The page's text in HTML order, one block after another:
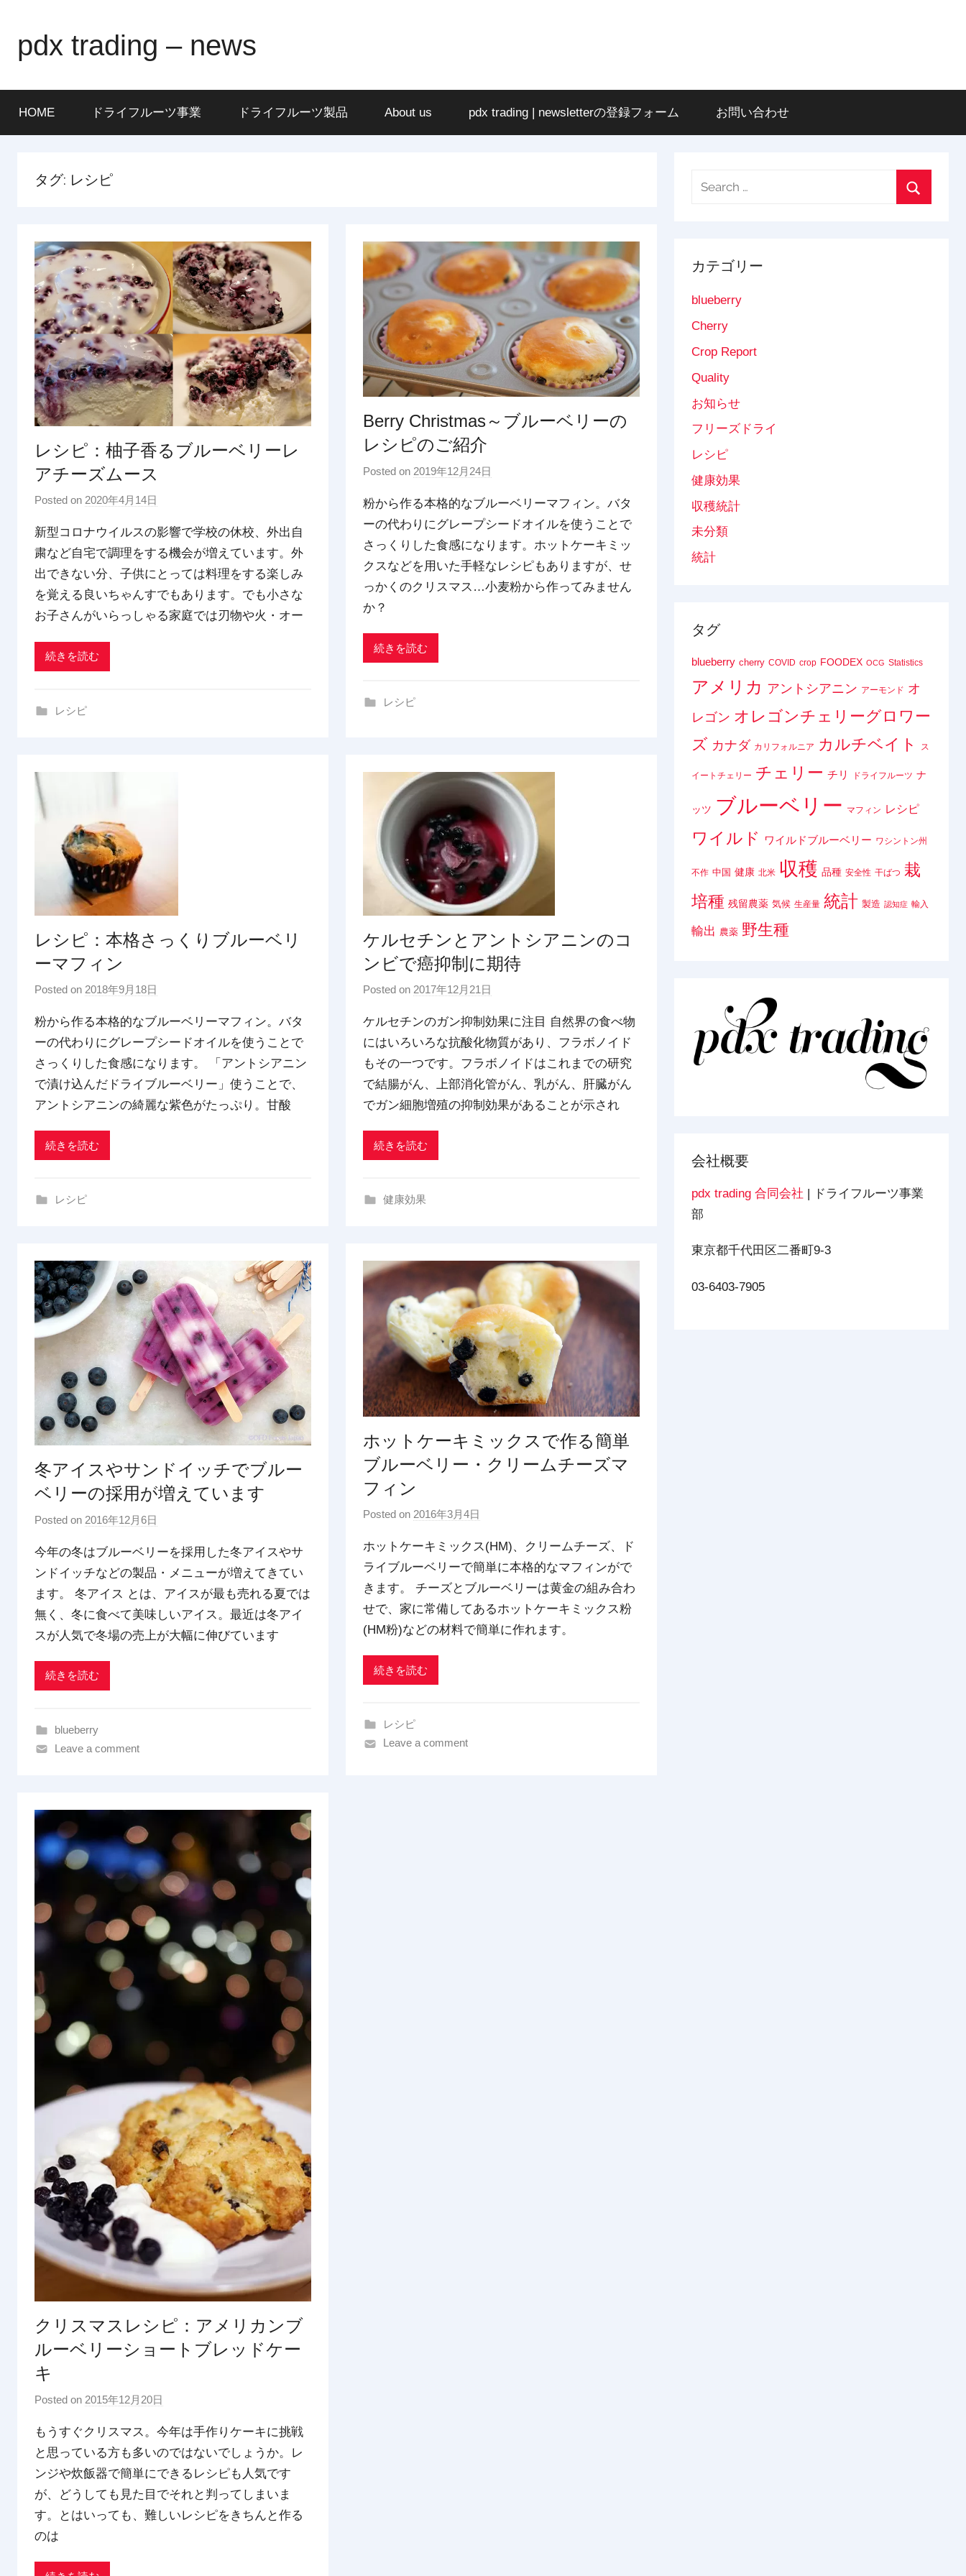
contentpdx trading – news
HOME ドライフルーツ事業 ドライフルーツ製品 About us pdx trading | newsletterの登録フォーム お問い合わせ
タグ: レシピ
レシピ：柚子香るブルーベリーレ
アチーズムース
Posted on 2020年4月14日
p
d
x
t
r
新型コロナウイルスの影響で学校の休校、外出自
粛など自宅で調理をする機会が増えています。外
出できない分、子供にとっては料理をする楽しみ
を覚える良いちゃんすでもあります。でも小さな
お子さんがいらっしゃる家庭では刃物や火・オー
続きを読む
レシピ
Berry Christmas～ブルーベリーの
レシピのご紹介
Posted on 2019年12月24日
p
d
x
t
r
粉から作る本格的なブルーベリーマフィン。バタ
ーの代わりにグレープシードオイルを使うことで
さっくりした食感になります。ホットケーキミッ
クスなどを用いた手軽なレシピもありますが、せ
っかくのクリスマス…小麦粉から作ってみません
か？
続きを読む
レシピ
レシピ：本格さっくりブルーベリ
ーマフィン
Posted on 2018年9月18日
p
d
x
t
r
粉から作る本格的なブルーベリーマフィン。バタ
ーの代わりにグレープシードオイルを使うことで
さっくりした食感になります。 「アントシアニン
で漬け込んだドライブルーベリー」使うことで、
アントシアニンの綺麗な紫色がたっぷり。甘酸
続きを読む
レシピ
ケルセチンとアントシアニンのコ
ンビで癌抑制に期待
Posted on 2017年12月21日
p
d
x
t
r
ケルセチンのガン抑制効果に注目 自然界の食べ物
にはいろいろな抗酸化物質があり、フラボノイド
もその一つです。フラボノイドはこれまでの研究
で結腸がん、上部消化管がん、乳がん、肝臓がん
でガン細胞増殖の抑制効果があることが示され
続きを読む
健康効果
冬アイスやサンドイッチでブルー
ベリーの採用が増えています
Posted on 2016年12月6日
d
t
r
今年の冬はブルーベリーを採用した冬アイスやサ
ンドイッチなどの製品・メニューが増えてきてい
ます。 冬アイス とは、アイスが最も売れる夏では
無く、冬に食べて美味しいアイス。最近は冬アイ
スが人気で冬場の売上が大幅に伸びています
続きを読む
blueberry
Leave a comment
ホットケーキミックスで作る簡単
ブルーベリー・クリームチーズマ
フィン
Posted on 2016年3月4日
p
d
x
t
r
ホットケーキミックス(HM)、クリームチーズ、ド
ライブルーベリーで簡単に本格的なマフィンがで
きます。 チーズとブルーベリーは黄金の組み合わ
せで、家に常備してあるホットケーキミックス粉
(HM粉)などの材料で簡単に作れます。
続きを読む
レシピ
Leave a comment
クリスマスレシピ：アメリカンブ
ルーベリーショートブレッドケー
キ
Posted on 2015年12月20日
p
d
x
t
もうすぐクリスマス。今年は手作りケーキに挑戦
と思っている方も多いのではないでしょうか。レ
ンジや炊飯器で簡単にできるレシピも人気です
が、どうしても見た目でそれと判ってしまいま
す。とはいっても、難しいレシピをきちんと作る
のは
Search
カテゴリー
blueberry
Cherry
Crop Report
Quality
お知らせ
フリーズドライ
レシピ
健康効果
収穫統計
未分類
統計
タグ
blueberry cherry COVID crop FOODEX OCG Statistics
アメリカ アントシアニン アーモンド オ
レゴン オレゴンチェリーグロワー
ズ カナダ カリフォルニア カルチベイト ス
イートチェリー チェリー チリ ドライフルーツ ナ
ッツ ブルーベリー マフィン レシピ
ワイルド ワイルドブルーベリー ワシントン州
不作 中国 健康 北米 収穫 品種 安全性 干ばつ 栽
培種 残留農薬 気候 生産量 統計 製造 認知症 輸入
輸出 農薬 野生種
会社概要
pdx trading 合同会社 | ドライフルーツ事業
部
東京都千代田区二番町9-3
03-6403-7905